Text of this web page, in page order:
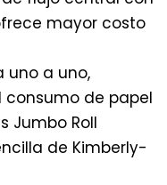
mayor costo
uno a uno,
de papel
Jumbo Roll
de Kimberly-